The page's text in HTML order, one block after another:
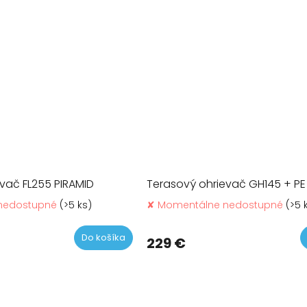
FL255 PIRAMID
(>5 ks)
Do košíka
Terasový ohrievač GH145 +
✘ Momentálne nedostupné (>5
229 €